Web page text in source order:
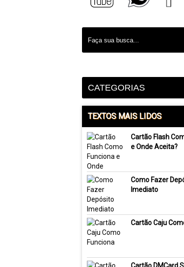
CATEGORIAS
TEXTOS MAIS LIDOS
Cartão Flash
e Onde Aceita?
Como Fazer
Imediato
Cartão Caju